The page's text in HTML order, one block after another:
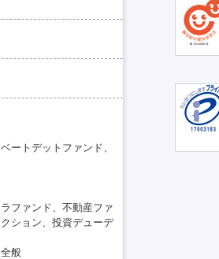
ートデットファンド、
ファンド、不動産ファ
ション、投資デューデ
般